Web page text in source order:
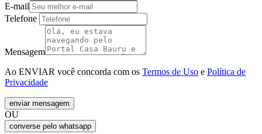
E-mail
Telefone
Mensagem
Ao ENVIAR você concorda com os Termos de Uso e Política de
Privacidade
enviar mensagem
OU
converse pelo whatsapp